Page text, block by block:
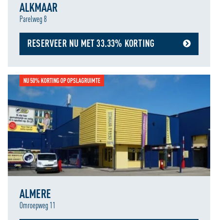
ALKMAAR
Parelweg 8
RESERVEER NU MET 33.33% KORTING
NU 50% KORTING OP OPSLAGRUIMTE
ALMERE
Omroepweg 11